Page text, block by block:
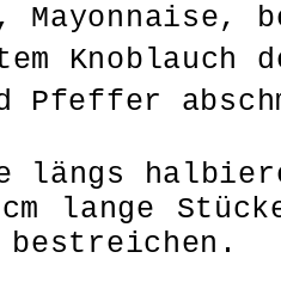
Mayonnaise,
Knoblauch
Pfeffer
längs
lange